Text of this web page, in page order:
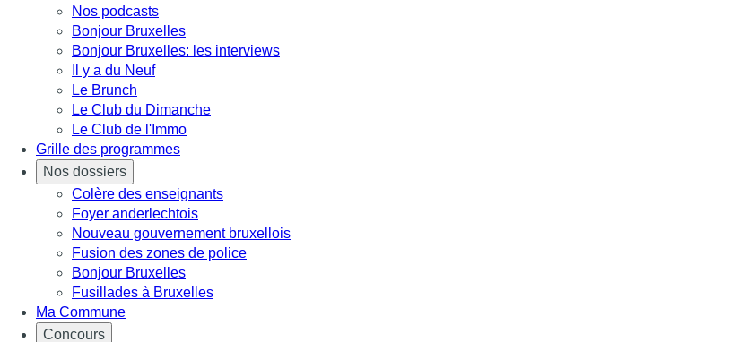
Nos podcasts
Bonjour Bruxelles
Bonjour Bruxelles: les interviews
Il y a du Neuf
Le Brunch
Le Club du Dimanche
Le Club de l'Immo
Grille des programmes
Nos dossiers
Colère des enseignants
Foyer anderlechtois
Nouveau gouvernement bruxellois
Fusion des zones de police
Bonjour Bruxelles
Fusillades à Bruxelles
Ma Commune
Concours